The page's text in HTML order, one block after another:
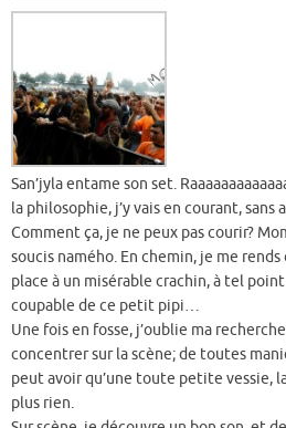
San’jyla entame son set.
la philosophie, j’y vais en courant,
Comment ça, je ne peux pas courir?
soucis namého. En chemin, je me
place à un misérable crachin, à tel
coupable de ce petit pipi…
Une fois en fosse, j’oublie ma
concentrer sur la scène; de toutes
peut avoir qu’une toute petite vessie,
plus rien.